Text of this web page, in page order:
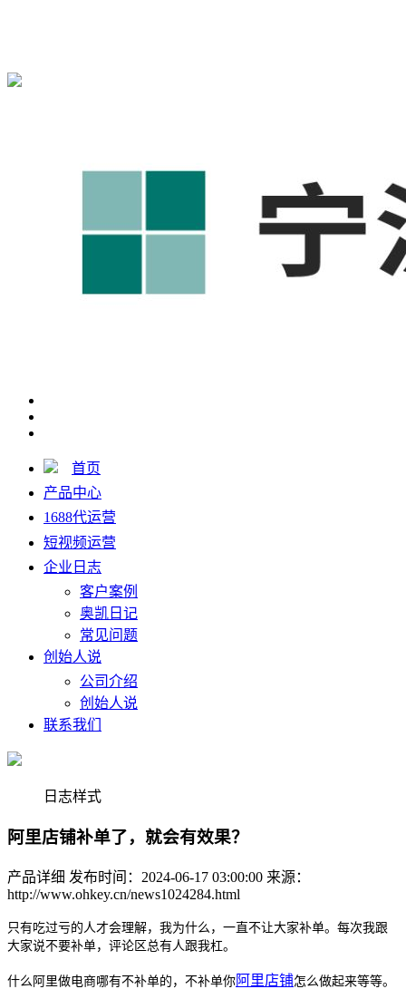
首页
产品中心
1688代运营
短视频运营
企业日志
客户案例
奥凯日记
常见问题
创始人说
公司介绍
创始人说
联系我们
日志样式
阿里店铺补单了，就会有效果？
产品详细 发布时间：2024-06-17 03:00:00 来源：
http://www.ohkey.cn/news1024284.html
只有吃过亏的人才会理解，我为什么，一直不让大家补单。每次我跟
大家说不要补单，评论区总有人跟我杠。
什么阿里做电商哪有不补单的，不补单你 阿里店铺怎么做起来等等。